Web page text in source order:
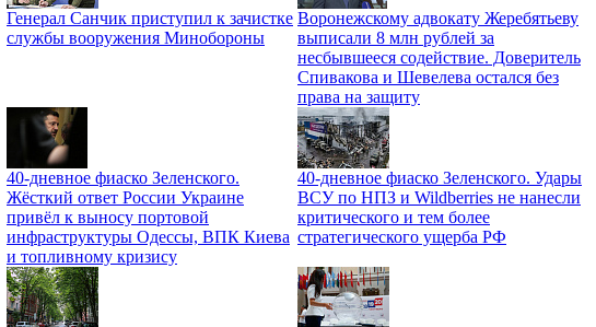
Генерал Санчик приступил к зачистке
службы вооружения Минобороны
Воронежскому адвокату Жеребятьеву
выписали 8 млн рублей за
несбывшееся содействие. Доверитель
Спивакова и Шевелева остался без
права на защиту
40-дневное фиаско Зеленского.
Жёсткий ответ России Украине
привёл к выносу портовой
инфраструктуры Одессы, ВПК Киева
и топливному кризису
40-дневное фиаско Зеленского. Удары
ВСУ по НПЗ и Wildberries не нанесли
критического и тем более
стратегического ущерба РФ